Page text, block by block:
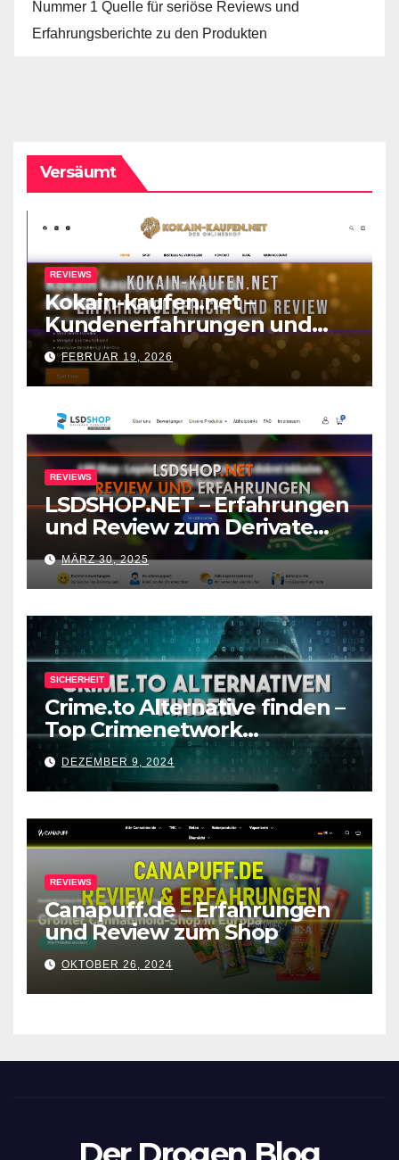
Nummer 1 Quelle für seriöse Reviews und
Erfahrungsberichte zu den Produkten
Versäumt
REVIEWS
Kokain-kaufen.net –
Kundenerfahrungen und
Review zum Shop
FEBRUAR 19, 2026
REVIEWS
LSDSHOP.NET – Erfahrungen
und Review zum Derivate
Shop
MÄRZ 30, 2025
SICHERHEIT
Crime.to Alternative finden –
Top Crimenetwork
Alternativen nach
Forenabschaltung
DEZEMBER 9, 2024
REVIEWS
Canapuff.de – Erfahrungen
und Review zum Shop
OKTOBER 26, 2024